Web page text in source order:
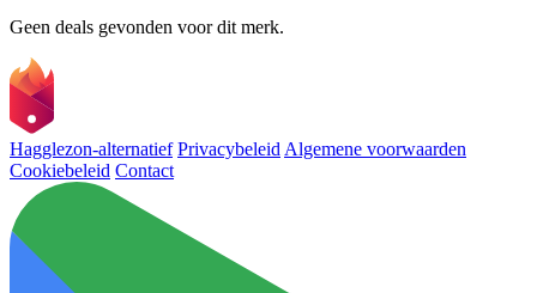
Geen deals gevonden voor dit merk.
Hagglezon-alternatief Privacybeleid Algemene voorwaarden
Cookiebeleid Contact